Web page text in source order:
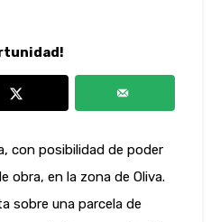
con posibilidad de poder
obra, en la zona de Oliva.
sobre una parcela de